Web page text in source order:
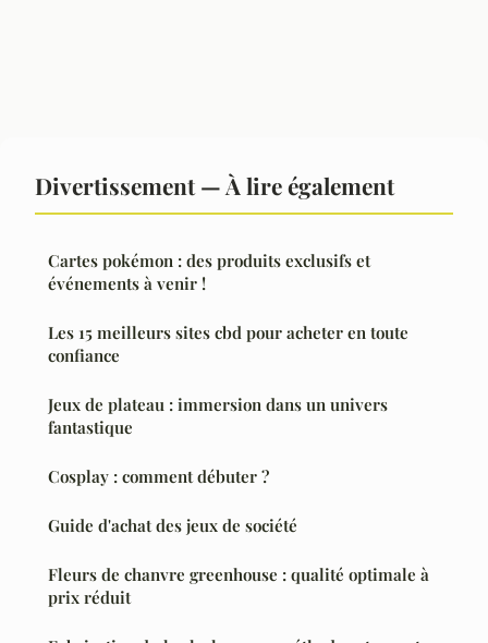
Divertissement — À lire également
Cartes pokémon : des produits exclusifs et
événements à venir !
Les 15 meilleurs sites cbd pour acheter en toute
confiance
Jeux de plateau : immersion dans un univers
fantastique
Cosplay : comment débuter ?
Guide d'achat des jeux de société
Fleurs de chanvre greenhouse : qualité optimale à
prix réduit